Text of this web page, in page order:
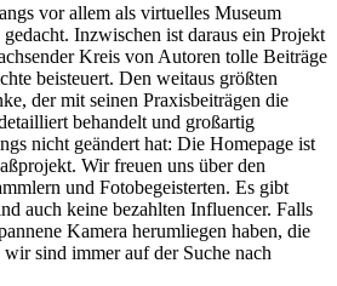
vor allem als virtuelles Museum
Inzwischen ist daraus ein Projekt
Kreis von Autoren tolle Beiträge
beisteuert. Den weitaus größten
der mit seinen Praxisbeiträgen die
behandelt und großartig
nicht geändert hat: Die Homepage ist
Wir freuen uns über den
und Fotobegeisterten. Es gibt
auch keine bezahlten Influencer. Falls
Kamera herumliegen haben, die
sind immer auf der Suche nach